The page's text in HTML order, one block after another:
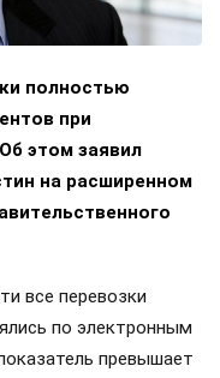
полностью
при
этом заявил
на расширенном
все перевозки
по электронным
превышает